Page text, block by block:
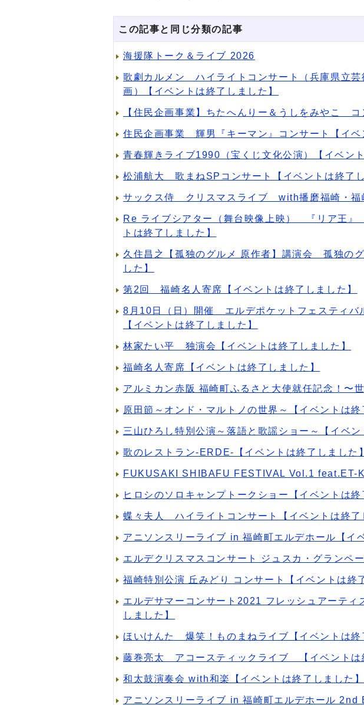
この記事と同じ分類の記事
海援隊トーク＆ライブ 2026
歌劇カルメン ハイライトコンサート（兵庫県立
画）【イベントは終了しました】
【住民企画事業】ちたへんりー＆うしをみやこ
住民企画事業 輝男『キーマン』コンサート【イベ
青春輝きライブ1990（宝くじ文化公演）【イベン
松浦航大 歌まねSPコンサート【イベントは終了し
サックス侍 クリスマスライブ with播磨福崎・福
Re ライブシアター（舞台映像上映） 『リア王』
トは終了しました】
久住昌之【孤独のグルメ 原作者】講演会 孤独の
した】
第2回 福崎名人寄席【イベントは終了しました】
8月10日（日）開催 エルデポケットフェスティ
【イベントは終了しました】
林家たい平 独演会【イベントは終了しました】
福崎名人寄席【イベントは終了しました】
アルミカン赤阪 福崎町ふるさと大使就任記念！〜
原田節～オンド・マルトノの世界～【イベントは終
三山ひろし特別公演～落語と歌謡ショー～【イベン
歌のレストラン-ERDE-【イベントは終了しました】
FUKUSAKI SHIBAFU FESTIVAL Vol.1 feat.ET-
ヒロシのソロキャンプトークショー【イベントは終
蝶々夫人 ハイライトコンサート【イベントは終了
アニソンスリーライブ in 福崎町エルデホール【イ
エルデクリスマスコンサート ジュスカ・グランペ
福崎特別公演 丘みどり コンサート【イベントは終
エルデサマーコンサート2021 フレッシュアーテ
しました】
ほいけんた 爆笑！ものまねライブ【イベントは終
藤巻亮太 アコースティックライブ 【イベントは
和太鼓演奏会 with和楽【イベントは終了しました】
アニソンスリーライブ in 福崎町エルデホール 2nd